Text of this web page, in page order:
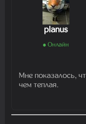
planus
● Онлайн
Мне показалось,
чем теплая.